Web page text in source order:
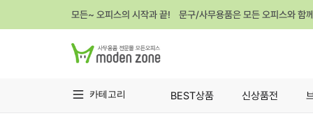
모든~ 오피스의 시작과 끝! 문구/사무용품은 모든 오피스와 함
카테고리 BEST상품 신상품전